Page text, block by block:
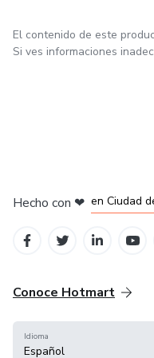
El contenido de este
Si ves informaciones
Hecho con ❤ en Ciudad
Conoce Hotmart
Idioma
Español